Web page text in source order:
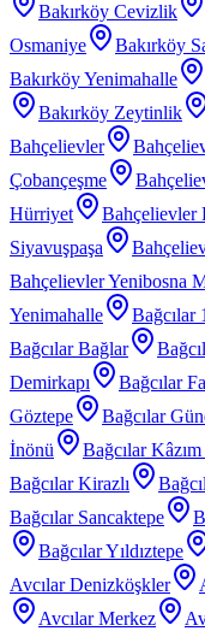
Bakırköy Cevizlik
Osmaniye
Bakırköy
Bakırköy Yenimahalle
Bakırköy Zeytinlik
Bahçelievler
Çobançeşme
Hürriyet
Bahçelievler
Siyavuşpaşa
Bahçelievler Yenibosna
Yenimahalle
Bağcılar
Bağcılar Bağlar
Demirkapı
Bağcılar
Göztepe
Bağcılar
İnönü
Bağcılar
Bağcılar Kirazlı
Bağcılar Sancaktepe
Bağcılar Yıldıztepe
Avcılar Denizköşkler
Avcılar Merkez